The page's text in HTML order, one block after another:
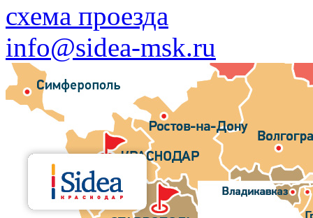
схема проезда
info@sidea-msk.ru